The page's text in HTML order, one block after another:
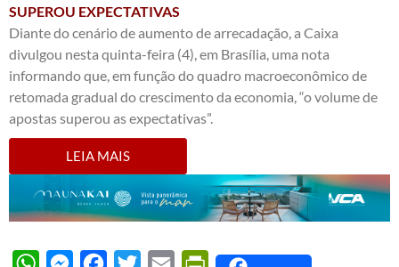
SUPEROU EXPECTATIVAS
Diante do cenário de aumento de arrecadação, a Caixa
divulgou nesta quinta-feira (4), em Brasília, uma nota
informando que, em função do quadro macroeconômico de
retomada gradual do crescimento da economia, “o volume de
apostas superou as expectativas”.
LEIA MAIS
WhatsAppMessengerFacebook
Twitter Email PrintFriendly